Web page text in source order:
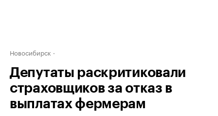
Новосибирск
Депутаты раскритиковали
страховщиков за отказ в
выплатах фермерам